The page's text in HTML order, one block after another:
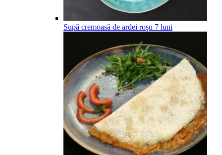
Supă cremoasă de ardei roșu 7 luni